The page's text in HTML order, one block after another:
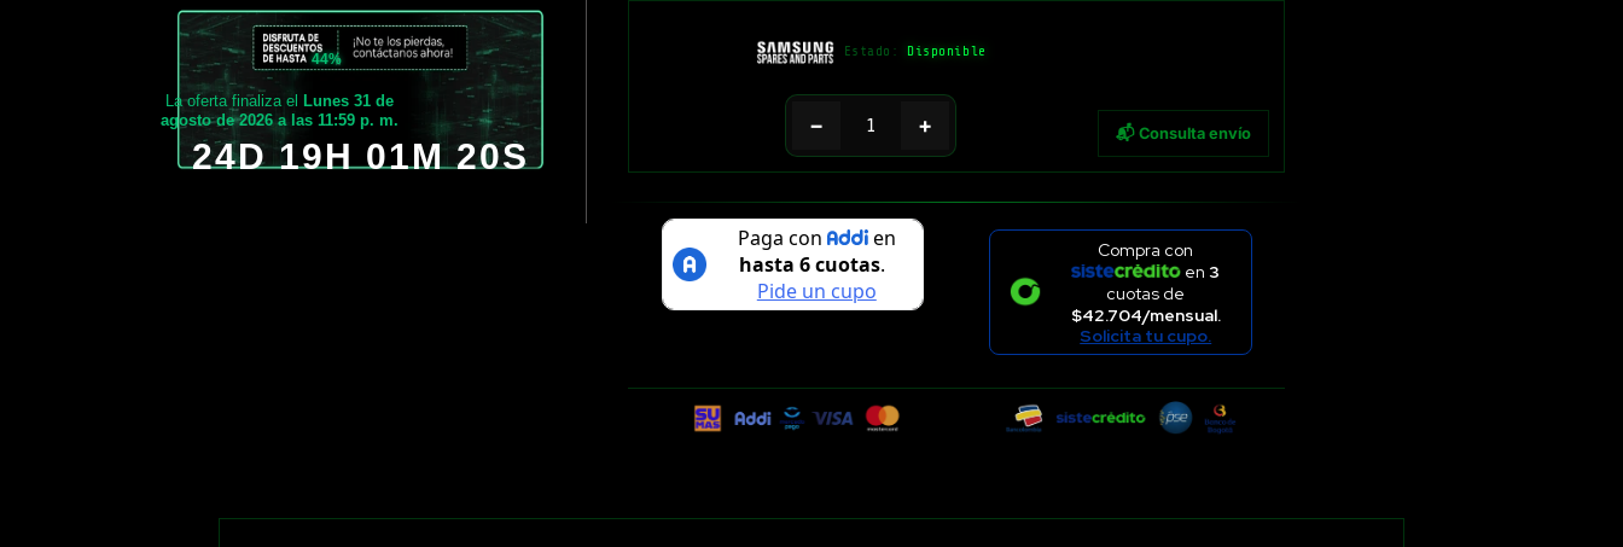
44%
La oferta finaliza el Lunes 31 de
agosto de 2026 a las 11:59 p. m.
24D 19H 01M 19S
Estado: Disponible
− + 📬 Consulta envío
Compra con
en 3
cuotas de
$42.704/mensual.
Solicita tu cupo.